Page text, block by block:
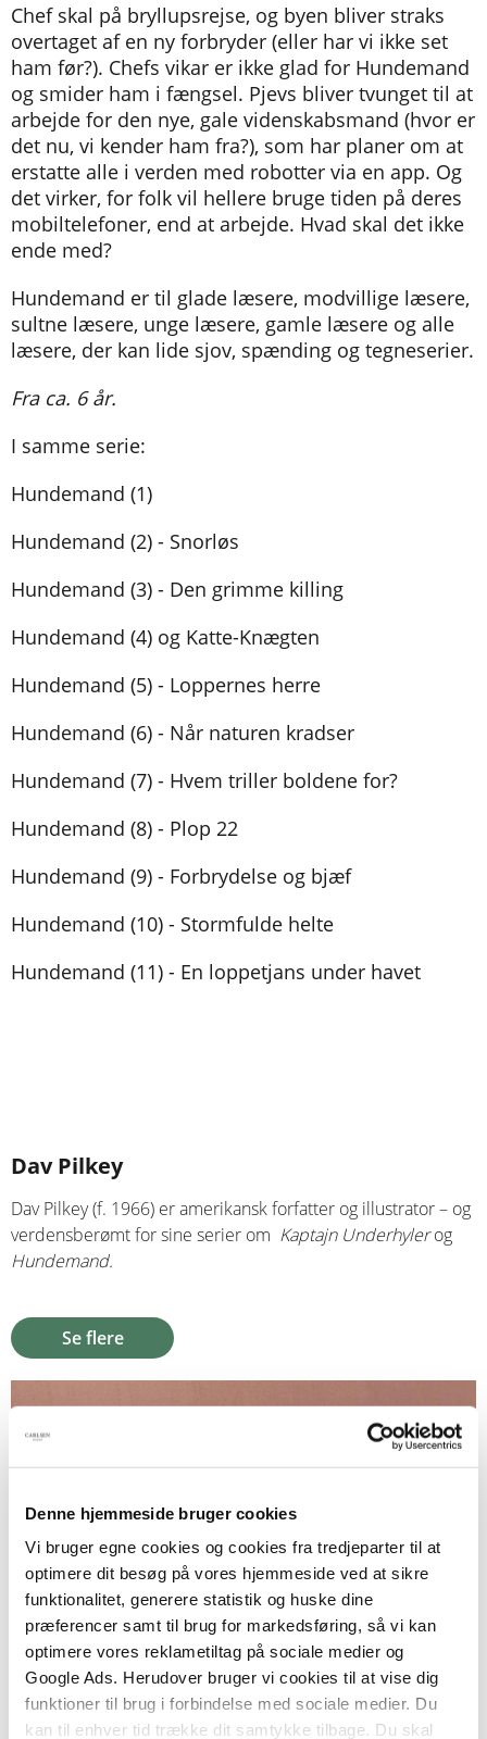
Denne hjemmeside bruger cookies
Vi bruger egne cookies og cookies fra tredjeparter til at
optimere dit besøg på vores hjemmeside ved at sikre
funktionalitet, generere statistik og huske dine
præferencer samt til brug for markedsføring, så vi kan
optimere vores reklametiltag på sociale medier og
Google Ads. Herudover bruger vi cookies til at vise dig
funktioner til brug i forbindelse med sociale medier. Du
kan til enhver tid trække dit samtykke tilbage. Du skal
Chef skal på bryllupsrejse, og byen bliver straks
overtaget af en ny forbryder (eller har vi ikke set
ham før?). Chefs vikar er ikke glad for Hundemand
og smider ham i fængsel. Pjevs bliver tvunget til at
arbejde for den nye, gale videnskabsmand (hvor er
det nu, vi kender ham fra?), som har planer om at
erstatte alle i verden med robotter via en app. Og
det virker, for folk vil hellere bruge tiden på deres
mobiltelefoner, end at arbejde. Hvad skal det ikke
ende med?
Hundemand er til glade læsere, modvillige læsere,
sultne læsere, unge læsere, gamle læsere og alle
læsere, der kan lide sjov, spænding og tegneserier.
Fra ca. 6 år.
I samme serie:
Hundemand (1)
Hundemand (2) - Snorløs
Hundemand (3) - Den grimme killing
Hundemand (4) og Katte-Knægten
Hundemand (5) - Loppernes herre
Hundemand (6) - Når naturen kradser
Hundemand (7) - Hvem triller boldene for?
Hundemand (8) - Plop 22
Hundemand (9) - Forbrydelse og bjæf
Hundemand (10) - Stormfulde helte
Hundemand (11) - En loppetjans under havet
Dav Pilkey
Dav Pilkey (f. 1966) er amerikansk forfatter og illustrator – og
verdensberømt for sine serier om Kaptajn Underhylerog
Hundemand.
Se flere